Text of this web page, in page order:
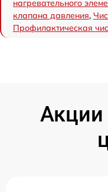
нагревательного
клапана давления,
Профилактическая
Акции